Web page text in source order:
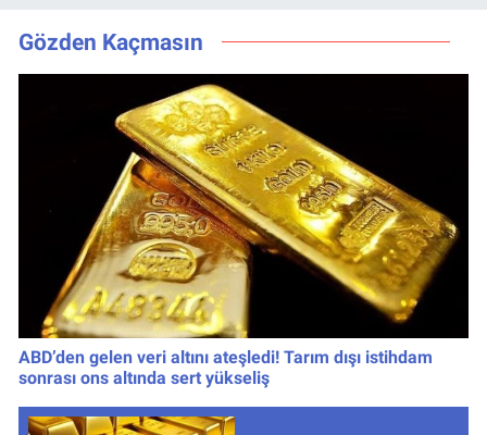
Kaçta, Nereden
İzlenir?
Gözden Kaçmasın
ABD’den gelen veri altını ateşledi! Tarım dışı istihdam
sonrası ons altında sert yükseliş